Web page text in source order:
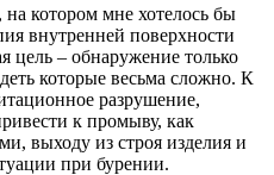
котором мне хотелось бы
внутренней поверхности
цель – обнаружение только
которые весьма сложно. К
разрушение,
к промыву, как
выходу из строя изделия и
при бурении.